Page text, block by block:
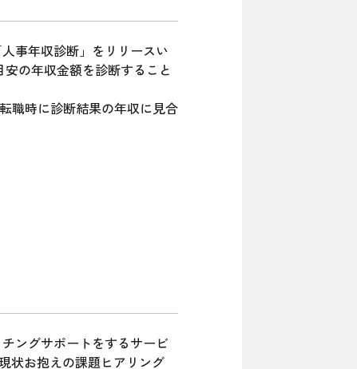
事年収診断」をリリースい
の年収金額を診断すること
職時に診断結果の年収に見合
ングサポートをするサービ
状お抱えの課題ヒアリング